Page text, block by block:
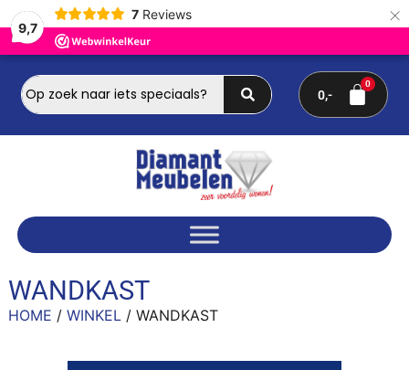
9,7
7 Reviews ×
0
WANDKAST
HOME / WINKEL/ WANDKAST